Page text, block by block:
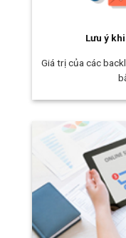
Lưu ý
Giá trị của các